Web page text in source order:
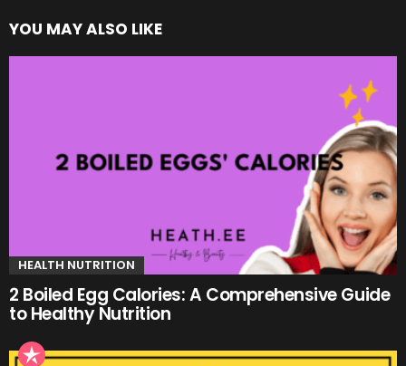
YOU MAY ALSO LIKE
HEALTH NUTRITION
2 Boiled Egg Calories: A Comprehensive Guide
to Healthy Nutrition